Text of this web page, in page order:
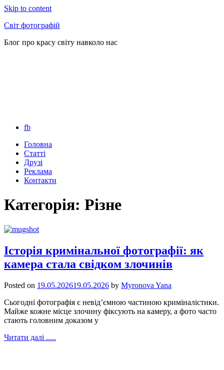
Skip to content
Світ фотографій
Блог про красу світу навколо нас
fb
Головна
Статті
Друзі
Реклама
Контакти
Категорія: Різне
Історія кримінальної фотографії: як
камера стала свідком злочинів
Posted on 19.05.202619.05.2026 by Myronova Yana
Сьогодні фотографія є невід’ємною частиною криміналістики.
Майже кожне місце злочину фіксують на камеру, а фото часто
стають головним доказом у
Читати далі .....